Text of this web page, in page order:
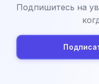
Подпишитесь на